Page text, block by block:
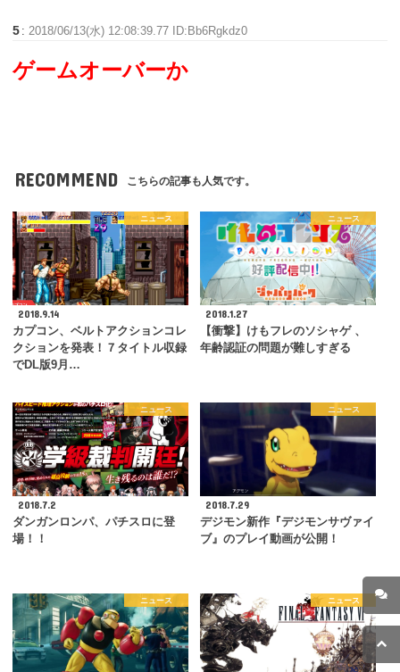
5 :2018/06/13(水) 12:08:39.77 ID:Bb6Rgkdz0
ゲームオーバーか
RECOMMEND こちらの記事も人気です。
ニュース
2018.9.14
カプコン、ベルトアクションコレ
クションを発表！７タイトル収録
でDL版9月…
ニュース
2018.1.27
【衝撃】けもフレのソシャゲ 、
年齢認証の問題が難しすぎる
ニュース
2018.7.2
ダンガンロンパ、パチスロに登
場！！
ニュース
2018.7.29
デジモン新作『デジモンサヴァイ
ブ』のプレイ動画が公開！
ニュース ニュース